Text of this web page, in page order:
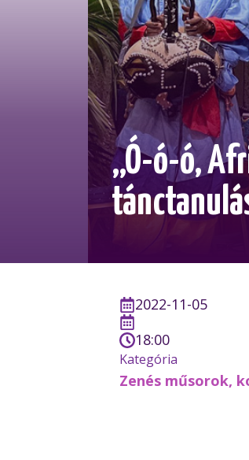
„Ó-ó-ó,
2022-11-05
18:00
Kategória
Zenés műsorok,